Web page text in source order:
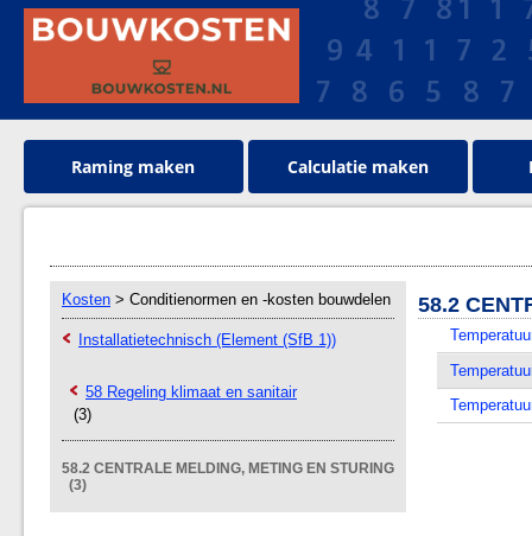
Raming maken Calculatie maken
Kosten > Conditienormen en -kosten bouwdelen
Installatietechnisch (Element (SfB 1))
58 Regeling klimaat en sanitair
(3)
58.2 CENTRALE MELDING, METING EN STURING
(3)
58.2